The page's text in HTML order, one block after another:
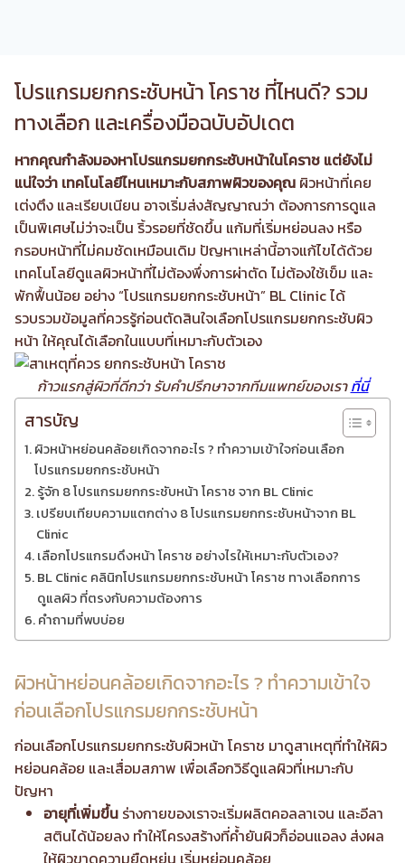
โปรแกรมยกกระชับหน้า โคราช ที่ไหนดี? รวม
ทางเลือก และเครื่องมือฉบับอัปเดต
หากคุณกำลังมองหาโปรแกรมยกกระชับหน้าในโคราช แต่ยังไม่
แน่ใจว่า เทคโนโลยีไหนเหมาะกับสภาพผิวของคุณ ผิวหน้าที่เคย
เต่งตึง และเรียบเนียน อาจเริ่มส่งสัญญาณว่า ต้องการการดูแล
เป็นพิเศษไม่ว่าจะเป็น ริ้วรอยที่ชัดขึ้น แก้มที่เริ่มหย่อนลง หรือ
กรอบหน้าที่ไม่คมชัดเหมือนเดิม ปัญหาเหล่านี้อาจแก้ไขได้ด้วย
เทคโนโลยีดูแลผิวหน้าที่ไม่ต้องพึ่งการผ่าตัด ไม่ต้องใช้เข็ม และ
พักฟื้นน้อย อย่าง “โปรแกรมยกกระชับหน้า” BL Clinic ได้
รวบรวมข้อมูลที่ควรรู้ก่อนตัดสินใจเลือกโปรแกรมยกกระชับผิว
หน้า ให้คุณได้เลือกในแบบที่เหมาะกับตัวเอง
ก้าวแรกสู่ผิวที่ดีกว่า รับคำปรึกษาจากทีมแพทย์ของเราที่นี่
สารบัญ
ผิวหน้าหย่อนคล้อยเกิดจากอะไร ? ทำความเข้าใจก่อนเลือก
โปรแกรมยกกระชับหน้า
รู้จัก 8 โปรแกรมยกกระชับหน้า โคราช จาก BL Clinic
เปรียบเทียบความแตกต่าง 8 โปรแกรมยกกระชับหน้าจาก BL
Clinic
เลือกโปรแกรมดึงหน้า โคราช อย่างไรให้เหมาะกับตัวเอง?
BL Clinic คลินิกโปรแกรมยกกระชับหน้า โคราช ทางเลือกการ
ดูแลผิว ที่ตรงกับความต้องการ
คำถามที่พบบ่อย
ผิวหน้าหย่อนคล้อยเกิดจากอะไร ? ทำความเข้าใจ
ก่อนเลือกโปรแกรมยกกระชับหน้า
ก่อนเลือกโปรแกรมยกกระชับผิวหน้า โคราช มาดูสาเหตุที่ทำให้ผิว
หย่อนคล้อย และเสื่อมสภาพ เพื่อเลือกวิธีดูแลผิวที่เหมาะกับ
ปัญหา
อายุที่เพิ่มขึ้น ร่างกายของเราจะเริ่มผลิตคอลลาเจน และอีลา
สตินได้น้อยลง ทำให้โครงสร้างที่ค้ำยันผิวก็อ่อนแอลง ส่งผล
ให้ผิวขาดความยืดหยุ่น เริ่มหย่อนคล้อย